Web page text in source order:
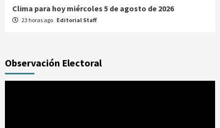
Clima para hoy miércoles 5 de agosto de 2026
23 horas ago Editorial Staff
Observación Electoral